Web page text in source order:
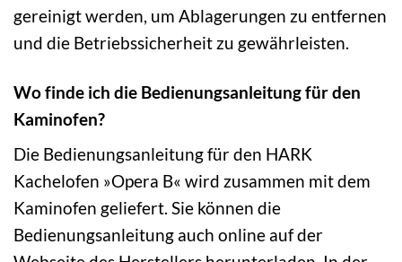
gereinigt werden, um Ablagerungen zu entfernen
und die Betriebssicherheit zu gewährleisten.
Wo finde ich die Bedienungsanleitung für den
Kaminofen?
Die Bedienungsanleitung für den HARK
Kachelofen »Opera B« wird zusammen mit dem
Kaminofen geliefert. Sie können die
Bedienungsanleitung auch online auf der